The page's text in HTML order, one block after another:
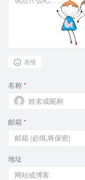
表情
名称 *
邮箱 *
地址